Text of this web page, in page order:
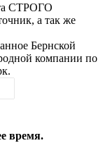
СТРОГО
а так же
Бернской
компании по
время.